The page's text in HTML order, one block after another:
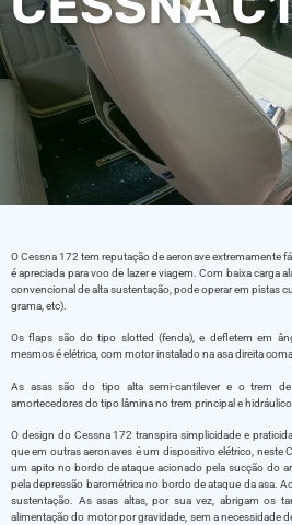
O Cessna 172 tem reputação de aeronave extremamente
é apreciada para voo de lazer e viagem. Com baixa carga
convencional de alta sustentação, pode operar em pistas
grama, etc).
Os flaps são do tipo slotted (fenda), e defletem em
mesmos é elétrica, com motor instalado na asa direita
As asas são do tipo alta semi-cantilever e o trem
amortecedores do tipo lâmina no trem principal e
O design do Cessna 172 transpira simplicidade e
que em outras aeronaves é um dispositivo elétrico, neste
um apito no bordo de ataque acionado pela sucção do
pela depressão barométrica no bordo de ataque da asa.
sustentação. As asas altas, por sua vez, abrigam os
alimentação do motor por gravidade, sem a necessidade